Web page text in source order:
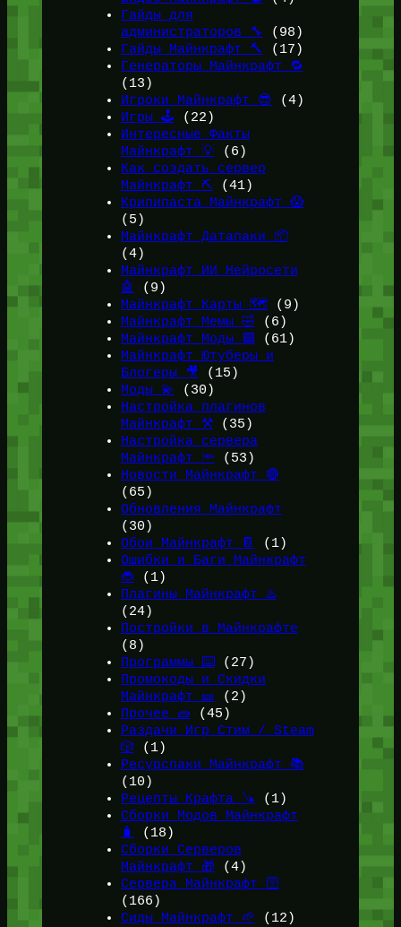
Гайды для
администраторов 🔧
(98)
Гайды Майнкрафт 🔨
(17)
Генераторы Майнкрафт 🔁
(13)
Игроки Майнкрафт 😎 (4)
Игры 🕹️ (22)
Интересные Факты
Майнкрафт 💡(6)
Как создать сервер
Майнкрафт ⛏️ (41)
Крипипаста Майнкрафт 😱
(5)
Майнкрафт Датапаки 📦
(4)
Майнкрафт ИИ Нейросети
🤖
(9)
Майнкрафт Карты 🗺️ (9)
Майнкрафт Мемы 🤣 (6)
Майнкрафт Моды 🟩
(61)
Майнкрафт Ютуберы и
Блогеры 🎥
(15)
Моды 💫
(30)
Настройка плагинов
Майнкрафт ⚒️(35)
Настройка сервера
Майнкрафт 🔦 (53)
Новости Майнкрафт 🔴
(65)
Обновления Майнкрафт
(30)
Обои Майнкрафт 📔
(1)
Ошибки и Баги Майнкрафт
🐞(1)
Плагины Майнкрафт ♨️
(24)
Постройки в Майнкрафте
(8)
Программы ⌨️ (27)
Промокоды и Скидки
Майнкрафт 🎫
(2)
Прочее 🧱 (45)
Раздачи Игр Стим / Steam
🎲 (1)
Ресурспаки Майнкрафт 📚
(10)
Рецепты Крафта 🪚 (1)
Сборки Модов Майнкрафт
🧳
(18)
Сборки Серверов
Майнкрафт 🎁 (4)
Сервера Майнкрафт 🛜
(166)
Сиды Майнкрафт 🌱
(12)